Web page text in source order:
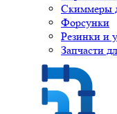
Скиммеры
Форсунки
Резинки и
Запчасти